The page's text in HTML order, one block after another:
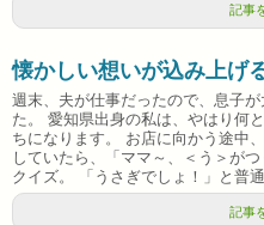
記事
懐かしい想いが込み上げ
週末、夫が仕事だったので、息子
た。 愛知県出身の私は、やはり何
ちになります。 お店に向かう途中
していたら、「ママ～、＜う＞が
クイズ。 「うさぎでしょ！」と普
記事